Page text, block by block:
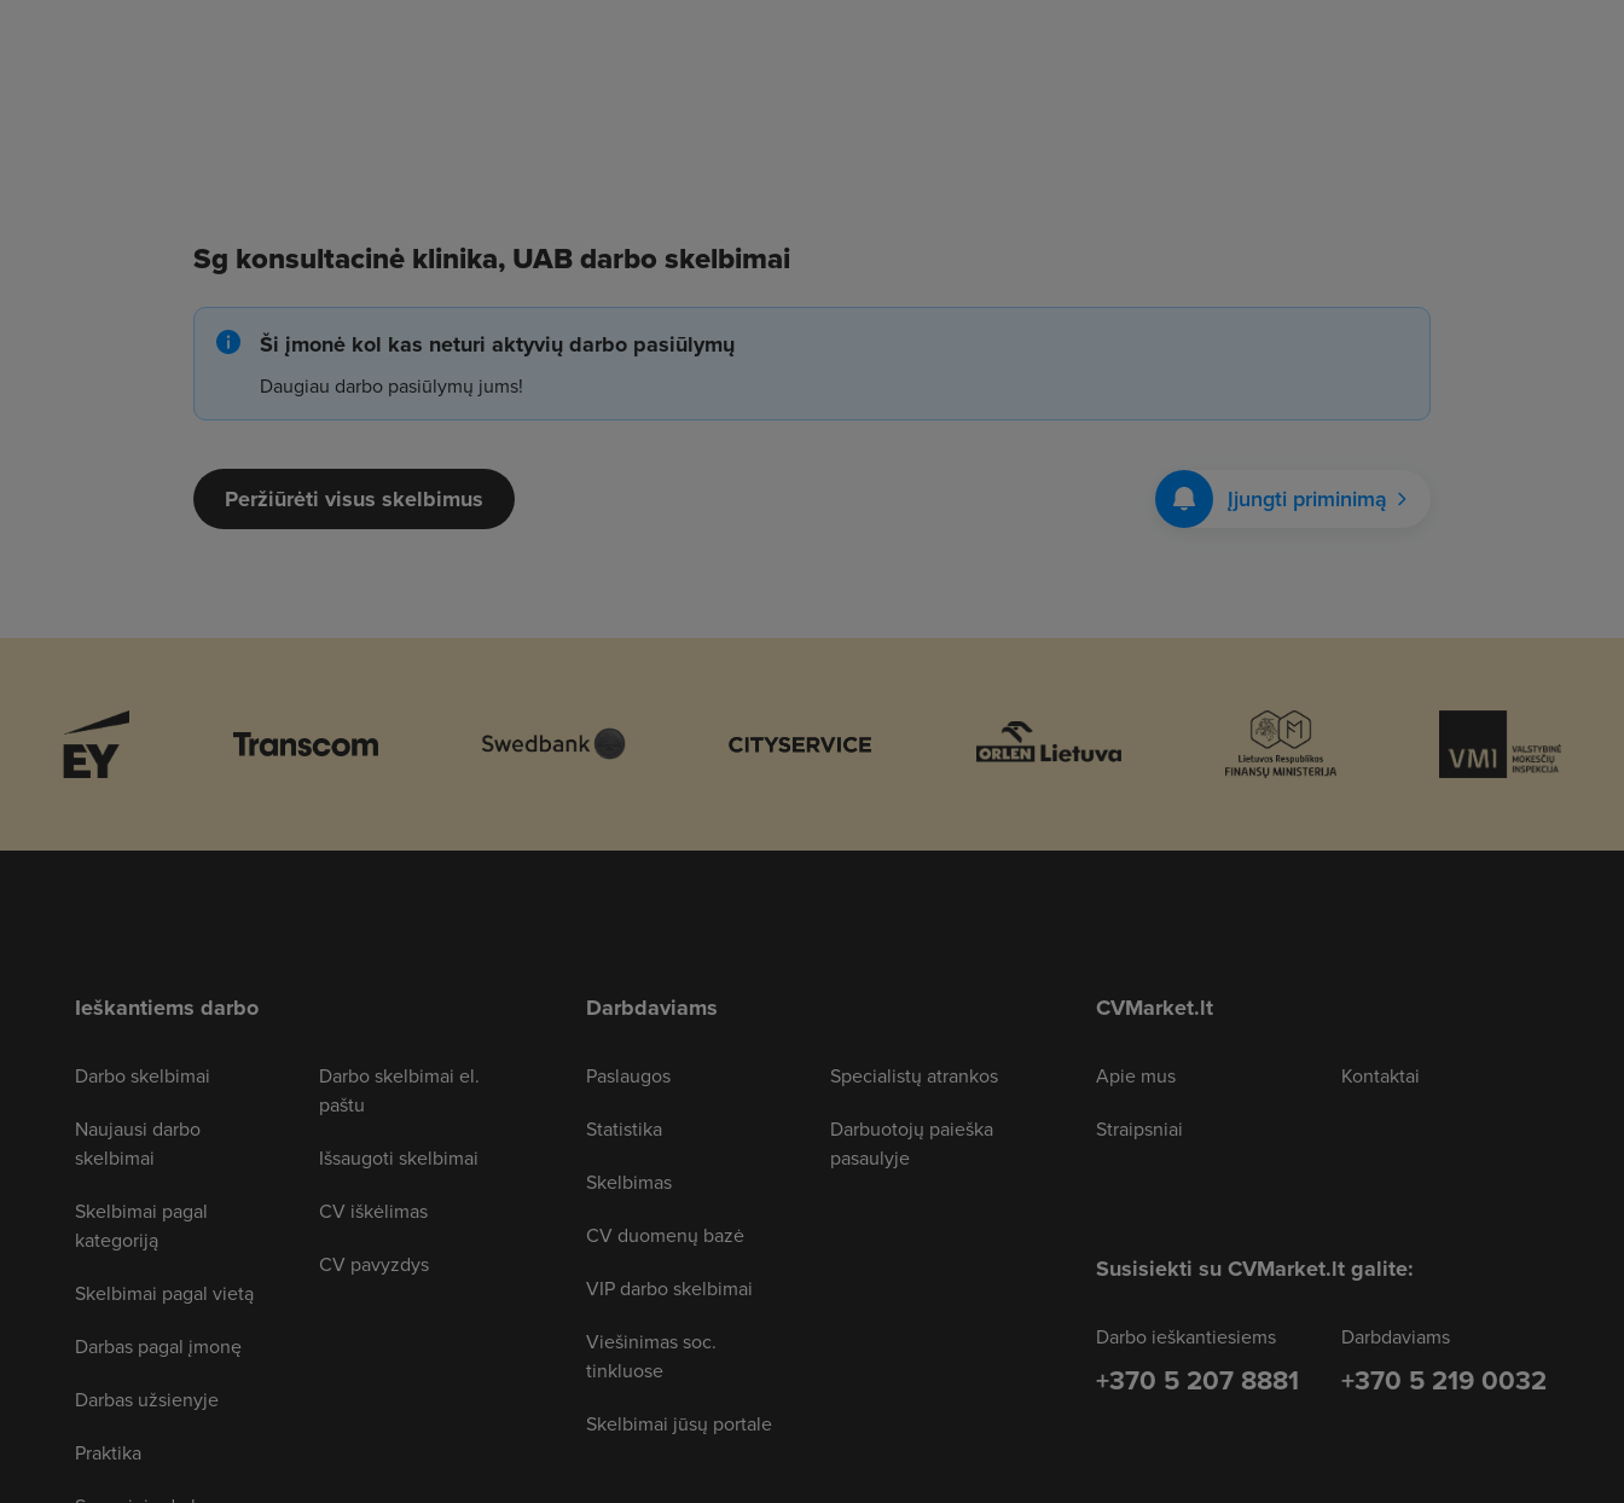
Sg konsultacinė klinika, UAB darbo skelbimai
Ši įmonė kol kas neturi aktyvių darbo pasiūlymų
Daugiau darbo pasiūlymų jums!
Peržiūrėti visus skelbimus Įjungti priminimą
Ieškantiems darbo
Darbo skelbimai
Naujausi darbo
skelbimai
Skelbimai pagal
kategoriją
Skelbimai pagal vietą
Darbas pagal įmonę
Darbas užsienyje
Praktika
Darbo skelbimai el.
paštu
Išsaugoti skelbimai
CV iškėlimas
CV pavyzdys
Darbdaviams
Paslaugos
Statistika
Skelbimas
CV duomenų bazė
VIP darbo skelbimai
Viešinimas soc.
tinkluose
Skelbimai jūsų portale
Specialistų atrankos
Darbuotojų paieška
pasaulyje
CVMarket.lt
Apie mus
Straipsniai
Kontaktai
Susisiekti su CVMarket.lt galite:
Darbo ieškantiesiems
+370 5 207 8881
Darbdaviams
+370 5 219 0032